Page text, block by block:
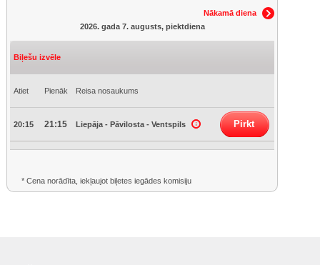
Nākamā diena
2026. gada 7. augusts, piektdiena
Biļešu izvēle
Atiet Pienāk Reisa nosaukums
20:15 21:15 Liepāja - Pāvilosta - Ventspils Pirkt
* Cena norādīta, iekļaujot biļetes iegādes komisiju